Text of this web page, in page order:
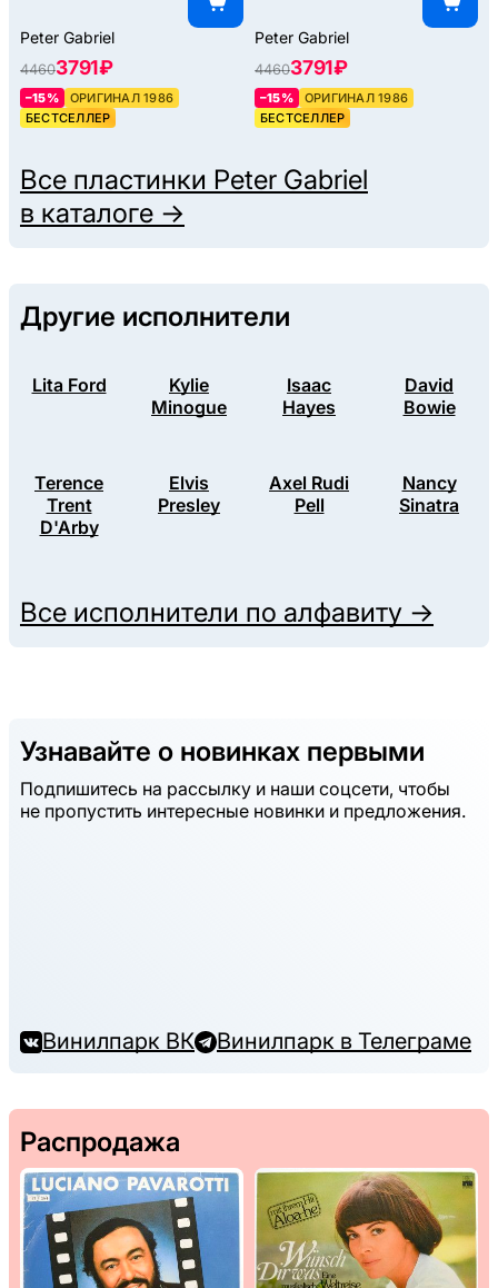
Peter Gabriel
44603791 ₽
–15%
ОРИГИНАЛ 1986
БЕСТСЕЛЛЕР
Peter Gabriel
44603791 ₽
–15%
ОРИГИНАЛ 1986
БЕСТСЕЛЛЕР
Все пластинки Peter Gabriel
в каталоге →
Другие исполнители
Lita Ford
Kylie
Minogue
Isaac
Hayes
David
Bowie
Terence
Trent
D'Arby
Elvis
Presley
Axel Rudi
Pell
Nancy
Sinatra
Все исполнители по алфавиту →
Узнавайте о новинках первыми
Подпишитесь на рассылку и наши соцсети, чтобы
не пропустить интересные новинки и предложения.
Винилпарк ВК Винилпарк в Телеграме
Распродажа